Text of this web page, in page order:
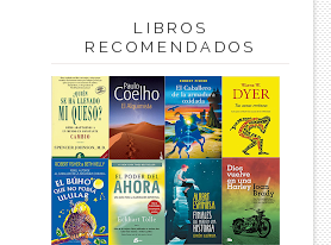
LIBROS
RECOMENDADOS